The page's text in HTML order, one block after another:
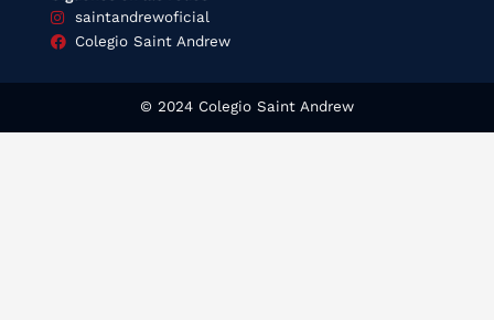
saintandrewoficial
Colegio Saint Andrew
© 2024 Colegio Saint Andrew